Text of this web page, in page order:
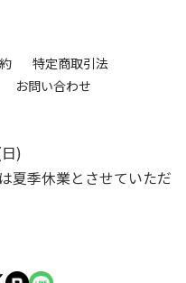
特定商取引法
お問い合わせ
)
夏季休業とさせていただ